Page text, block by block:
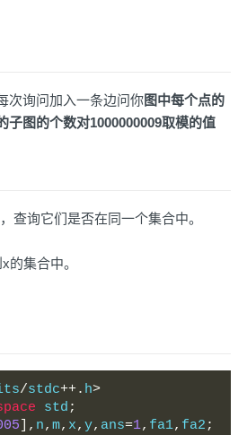
次询问加入一条边问你图中每个点的
子图的个数对1000000009取模的值
查询它们是否在同一个集合中。
的集合中。
/stdc++. h>
std ;
], n, m, x, y, ans=1, fa1, fa2 ;